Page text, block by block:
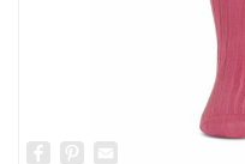
Facebook
Pinterest